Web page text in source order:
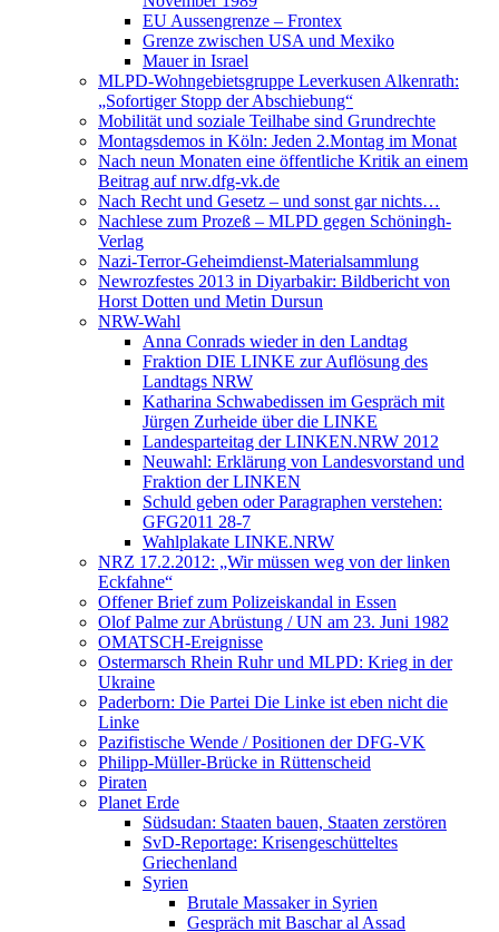
EU Aussengrenze – Frontex
Grenze zwischen USA und Mexiko
Mauer in Israel
MLPD-Wohngebietsgruppe Leverkusen Alkenrath:
„Sofortiger Stopp der Abschiebung“
Mobilität und soziale Teilhabe sind Grundrechte
Montagsdemos in Köln: Jeden 2.Montag im Monat
Nach neun Monaten eine öffentliche Kritik an einem
Beitrag auf nrw.dfg-vk.de
Nach Recht und Gesetz – und sonst gar nichts…
Nachlese zum Prozeß – MLPD gegen Schöningh-
Verlag
Nazi-Terror-Geheimdienst-Materialsammlung
Newrozfestes 2013 in Diyarbakir: Bildbericht von
Horst Dotten und Metin Dursun
NRW-Wahl
Anna Conrads wieder in den Landtag
Fraktion DIE LINKE zur Auflösung des
Landtags NRW
Katharina Schwabedissen im Gespräch mit
Jürgen Zurheide über die LINKE
Landesparteitag der LINKEN.NRW 2012
Neuwahl: Erklärung von Landesvorstand und
Fraktion der LINKEN
Schuld geben oder Paragraphen verstehen:
GFG2011 28-7
Wahlplakate LINKE.NRW
NRZ 17.2.2012: „Wir müssen weg von der linken
Eckfahne“
Offener Brief zum Polizeiskandal in Essen
Olof Palme zur Abrüstung / UN am 23. Juni 1982
OMATSCH-Ereignisse
Ostermarsch Rhein Ruhr und MLPD: Krieg in der
Ukraine
Paderborn: Die Partei Die Linke ist eben nicht die
Linke
Pazifistische Wende / Positionen der DFG-VK
Philipp-Müller-Brücke in Rüttenscheid
Piraten
Planet Erde
Südsudan: Staaten bauen, Staaten zerstören
SvD-Reportage: Krisengeschütteltes
Griechenland
Syrien
Brutale Massaker in Syrien
Gespräch mit Baschar al Assad